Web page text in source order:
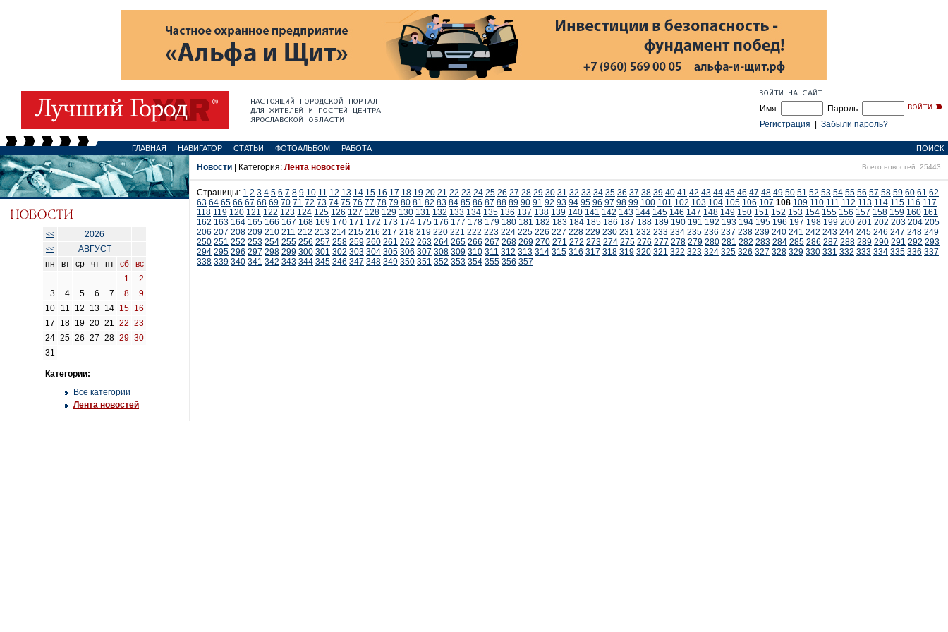
Имя:
Пароль:
Регистрация
Забыли пароль?
ГЛАВНАЯ НАВИГАТОР СТАТЬИ ФОТОАЛЬБОМ РАБОТА ПОИСК
<< 2026
<<
АВГУСТ
пн
вт ср чт пт сб
вс
1
2
3
4 5 6 7 8
9
10
11 12 13 14 15 16
17
18 19 20 21 22 23
24 25 26 27 28 29 30
31
Категории:
Все категории
Лента новостей
Новости | Категория: Лента новостей Всего новостей: 25443
Страницы: 1 2 3 4 5 6 7 8 9 10 11 12 13 14 15 16 17 18 19 20 21 22 23 24 25 26 27 28 29 30 31 32 33 34 35 36 37 38 39 40 41 42 43 44 45 46 47 48 49 50 51 52 53 54 55 56 57 58 59 60 61 62
63 64 65 66 67 68 69 70 71 72 73 74 75 76 77 78 79 80 81 82 83 84 85 86 87 88 89 90 91 92 93 94 95 96 97 98 99 100 101 102 103 104 105 106 107 108 109 110 111 112 113 114 115 116 117
118 119 120 121 122 123 124 125 126 127 128 129 130 131 132 133 134 135 136 137 138 139 140 141 142 143 144 145 146 147 148 149 150 151 152 153 154 155 156 157 158 159 160 161
162 163 164 165 166 167 168 169 170 171 172 173 174 175 176 177 178 179 180 181 182 183 184 185 186 187 188 189 190 191 192 193 194 195 196 197 198 199 200 201 202 203 204 205
206 207 208 209 210 211 212 213 214 215 216 217 218 219 220 221 222 223 224 225 226 227 228 229 230 231 232 233 234 235 236 237 238 239 240 241 242 243 244 245 246 247 248 249
250 251 252 253 254 255 256 257 258 259 260 261 262 263 264 265 266 267 268 269 270 271 272 273 274 275 276 277 278 279 280 281 282 283 284 285 286 287 288 289 290 291 292 293
294 295 296 297 298 299 300 301 302 303 304 305 306 307 308 309 310 311 312 313 314 315 316 317 318 319 320 321 322 323 324 325 326 327 328 329 330 331 332 333 334 335 336 337
338 339 340 341 342 343 344 345 346 347 348 349 350 351 352 353 354 355 356 357